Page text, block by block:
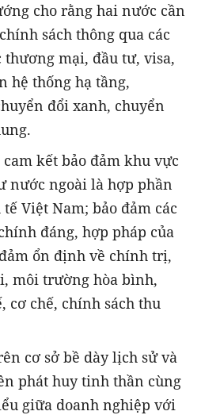
cho rằng hai nước cần
sách thông qua các
mại, đầu tư, visa,
hệ thống hạ tầng,
đổi xanh, chuyển
kết bảo đảm khu vực
nước ngoài là hợp phần
Việt Nam; bảo đảm các
đáng, hợp pháp của
ổn định về chính trị,
môi trường hòa bình,
cơ chế, chính sách thu
cơ sở bề dày lịch sử và
phát huy tinh thần cùng
giữa doanh nghiệp với